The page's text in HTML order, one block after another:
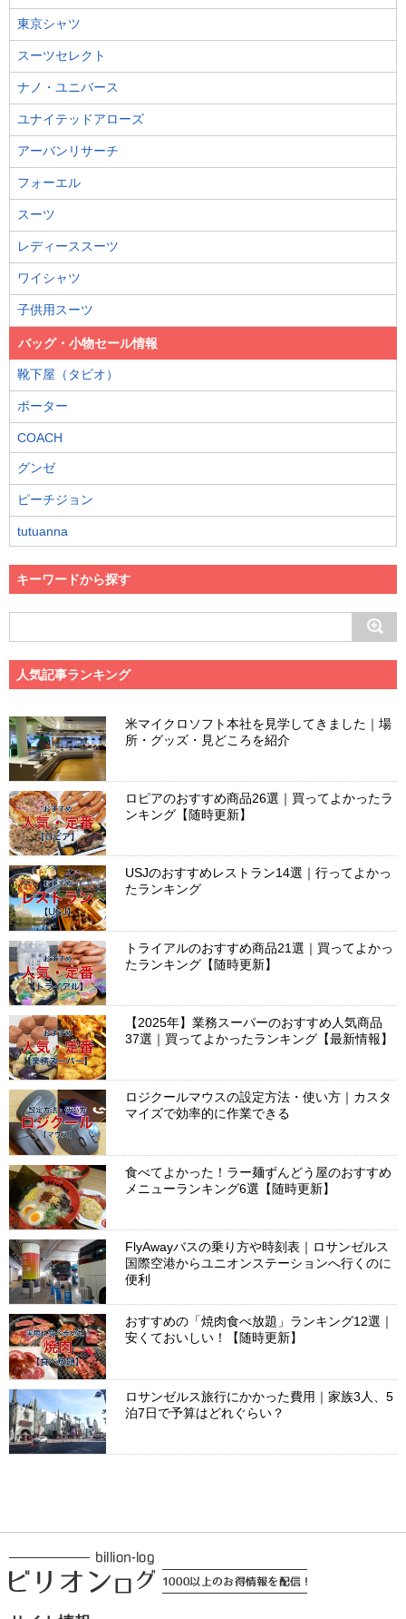
東京シャツ
スーツセレクト
ナノ・ユニバース
ユナイテッドアローズ
アーバンリサーチ
フォーエル
スーツ
レディーススーツ
ワイシャツ
子供用スーツ
バッグ・小物セール情報
靴下屋（タビオ）
ポーター
COACH
グンゼ
ピーチジョン
tutuanna
キーワードから探す
人気記事ランキング
米マイクロソフト本社を見学してきました｜場
所・グッズ・見どころを紹介
ロピアのおすすめ商品26選｜買ってよかったラ
ンキング【随時更新】
USJのおすすめレストラン14選｜行ってよかっ
たランキング
トライアルのおすすめ商品21選｜買ってよかっ
たランキング【随時更新】
【2025年】業務スーパーのおすすめ人気商品
37選｜買ってよかったランキング【最新情報】
ロジクールマウスの設定方法・使い方｜カスタ
マイズで効率的に作業できる
食べてよかった！ラー麺ずんどう屋のおすすめ
メニューランキング6選【随時更新】
FlyAwayバスの乗り方や時刻表｜ロサンゼルス
国際空港からユニオンステーションへ行くのに
便利
おすすめの「焼肉食べ放題」ランキング12選｜
安くておいしい！【随時更新】
ロサンゼルス旅行にかかった費用｜家族3人、5
泊7日で予算はどれぐらい？